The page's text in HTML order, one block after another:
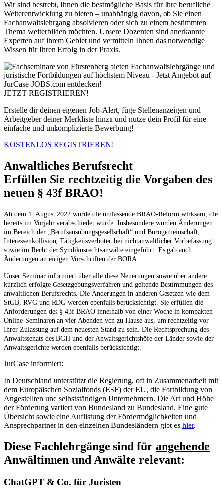
Wir sind bestrebt, Ihnen die bestmögliche Basis für Ihre berufliche
Weiterentwicklung zu bieten – unabhängig davon, ob Sie einen
Fachanwaltslehrgang absolvieren oder sich zu einem bestimmten
Thema weiterbilden möchten. Unsere Dozenten sind anerkannte
Experten auf ihrem Gebiet und vermitteln Ihnen das notwendige
Wissen für Ihren Erfolg in der Praxis.
JETZT REGISTRIEREN!
Erstelle dir deinen eigenen Job-Alert, füge Stellenanzeigen und
Arbeitgeber deiner Merkliste hinzu und nutze dein Profil für eine
einfache und unkomplizierte Bewerbung!
KOSTENLOS REGISTRIEREN!
Anwaltliches Berufsrecht
Erfüllen Sie rechtzeitig die Vorgaben des
neuen § 43f BRAO!
Ab dem 1. August 2022 wurde die umfassende BRAO-Reform wirksam, die
bereits im Vorjahr verabschiedet wurde. Insbesondere wurden Änderungen
im Bereich der „Berufsausübungsgesellschaft“ und Bürogemeinschaft,
Interessenkollision, Tätigkeitsverboten bei nichtanwaltlicher Vorbefassung
sowie im Recht der Syndikusrechtsanwälte eingeführt. Es gab auch
Änderungen an einigen Vorschriften der BORA.
Unser Seminar informiert über alle diese Neuerungen sowie über andere
kürzlich erfolgte Gesetzgebungsverfahren und geltende Bestimmungen des
anwaltlichen Berufsrechts. Die Änderungen in anderen Gesetzen wie dem
StGB, RVG und RDG werden ebenfalls berücksichtigt. Sie erfüllen die
Anforderungen des § 43f BRAO innerhalb von einer Woche in kompakten
Online-Seminaren an vier Abenden von zu Hause aus, um rechtzeitig vor
Ihrer Zulassung auf dem neuesten Stand zu sein. Die Rechtsprechung des
Anwaltssenats des BGH und der Anwaltsgerichtshöfe der Länder sowie der
Anwaltsgerichte werden ebenfalls berücksichtigt.
JurCase informiert:
In Deutschland unterstützt die Regierung, oft in Zusammenarbeit mit
dem Europäischen Sozialfonds (ESF) der EU, die Fortbildung von
Angestellten und selbstständigen Unternehmern. Die Art und Höhe
der Förderung variiert von Bundesland zu Bundesland. Eine gute
Übersicht sowie eine Auflistung der Fördermöglichkeiten und
Ansprechpartner in den einzelnen Bundesländern gibt es hier.
Diese Fachlehrgänge sind für angehende
Anwältinnen und Anwälte relevant:
ChatGPT & Co. für Juristen